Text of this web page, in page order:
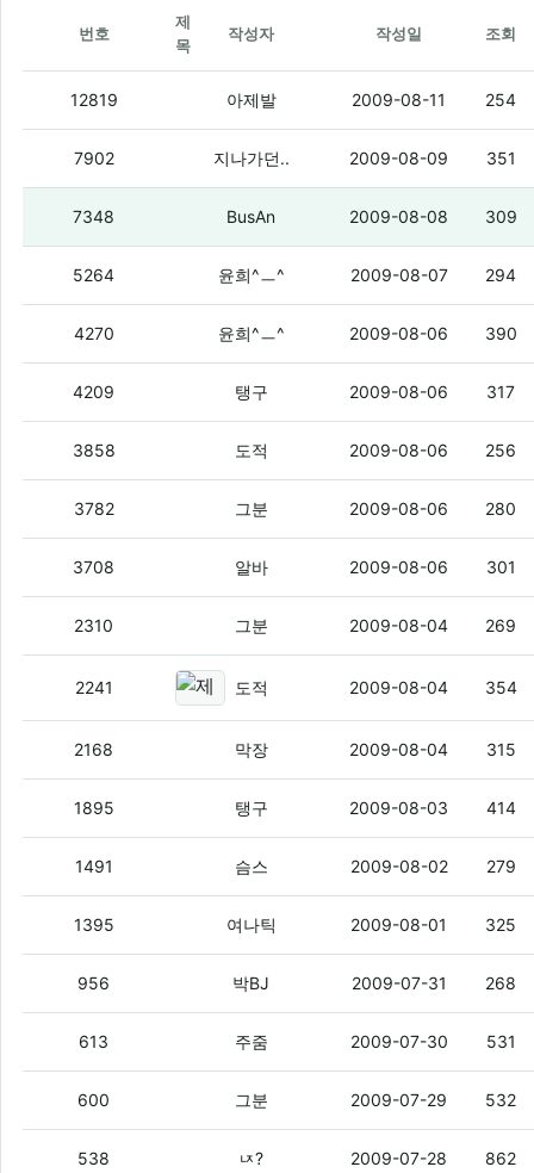
번호
제
목
작성자 작성일 조회
12819 공인인증서에 문제가..(3)
아제발 2009-08-11 254
7902 스크 신규 엑페, 옴냐 최저가로 찾아주세
지나가던.. 2009-08-09 351
7348 궁금하다(2)
BusAn 2009-08-08 309
5264 뭔가 생각날듯말듯나다가안나는 가사가
윤희^ㅡ^ 2009-08-07 294
4270 막 더운데 찬바람쐬면 막 배탈나구 그래
윤희^ㅡ^ 2009-08-06 390
4209 십덕넷에 대한 진지한질문.(2)
탱구 2009-08-06 317
3858 진지하게 질문점 (3)
도적 2009-08-06 256
3782 내가 공지에 까지 질문하라고 올렸는데
그분 2009-08-06 280
3708 야이 배경음 하나 넣어라.(5)
알바 2009-08-06 301
2310 근데 기사같은거 막 퍼오면(3)
그분 2009-08-04 269
2241 제가 별에 관심이 많은데요 이게
도적 2009-08-04 354
2168 해충에서 왓스빈다. (1)
막장 2009-08-04 315
1895 씹덕넷이 뽐뿌를 이기려면 몇년걸리나요?
탱구 2009-08-03 414
1491 쥔장님~~(2)
슴스 2009-08-02 279
1395 여나틱 사고싶어서 그러는데요!!
여나틱 2009-08-01 325
956 궁금한게 있는데요 (6)
박BJ 2009-07-31 268
613 여기가 혹시 무릎이 닿기도전에 댓글이
주줌 2009-07-30 531
600 니들 질문 올리면 내가 진짜 친절하게 답
그분 2009-07-29 532
538 뽐뿌 홈페이지 주소가 어떻게 되나요?(2)
ㄵ? 2009-07-28 862